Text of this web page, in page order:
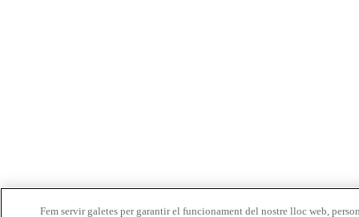
Fem servir galetes per garantir el funcionament del nostre lloc web,